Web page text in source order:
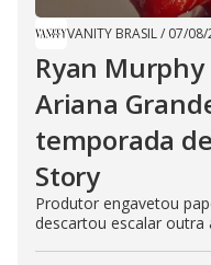
VANITY BRASIL/ 07/
Ryan
Ariana
temporada
Story
Produtor engavetou
descartou escalar